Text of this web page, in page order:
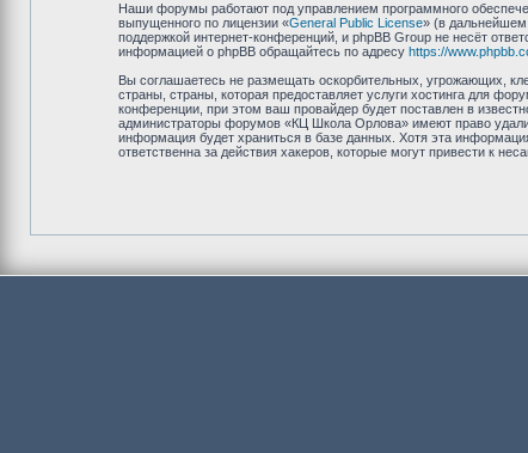
Наши форумы работают под управлением программного
выпущенного по лицензии «General Public License» (в дальнейшем
поддержкой интернет-конференций, и phpBB Group не несёт
информацией о phpBB обращайтесь по адресу https://
Вы соглашаетесь не размещать оскорбительных, угрожающих,
страны, страны, которая предоставляет услуги хостинга для
конференции, при этом ваш провайдер будет поставлен в
администраторы форумов «КЦ Школа Орлова» имеют право
информация будет храниться в базе данных. Хотя эта
ответственна за действия хакеров, которые могут привести к